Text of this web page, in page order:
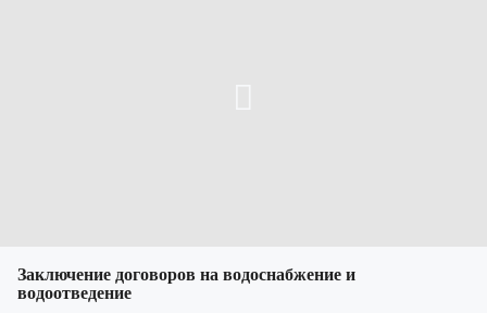
Заключение договоров на водоснабжение и
водоотведение